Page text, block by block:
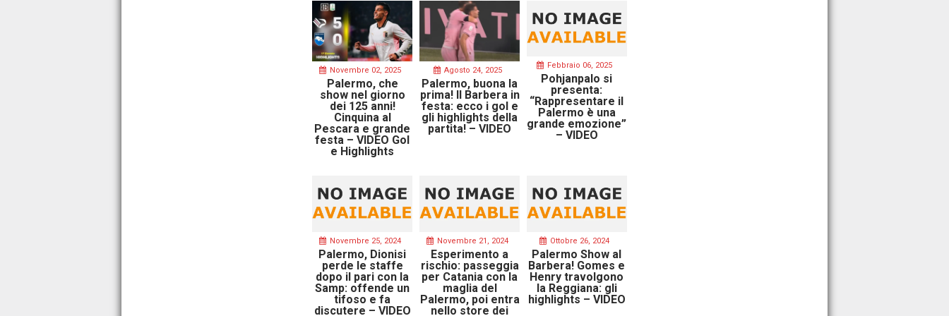
Novembre 02, 2025
Palermo, che
show nel giorno
dei 125 anni!
Cinquina al
Pescara e grande
festa – VIDEO Gol
e Highlights
Agosto 24, 2025
Palermo, buona la
prima! Il Barbera in
festa: ecco i gol e
gli highlights della
partita! – VIDEO
Febbraio 06, 2025
Pohjanpalo si
presenta:
“Rappresentare il
Palermo è una
grande emozione”
– VIDEO
Novembre 25, 2024
Palermo, Dionisi
perde le staffe
dopo il pari con la
Samp: offende un
tifoso e fa
discutere – VIDEO
Novembre 21, 2024
Esperimento a
rischio: passeggia
per Catania con la
maglia del
Palermo, poi entra
nello store dei
Ottobre 26, 2024
Palermo Show al
Barbera! Gomes e
Henry travolgono
la Reggiana: gli
highlights – VIDEO